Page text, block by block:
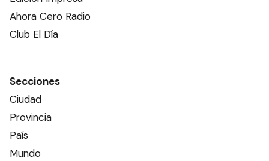
Ahora Cero Radio
Club El Día
Secciones
Ciudad
Provincia
País
Mundo